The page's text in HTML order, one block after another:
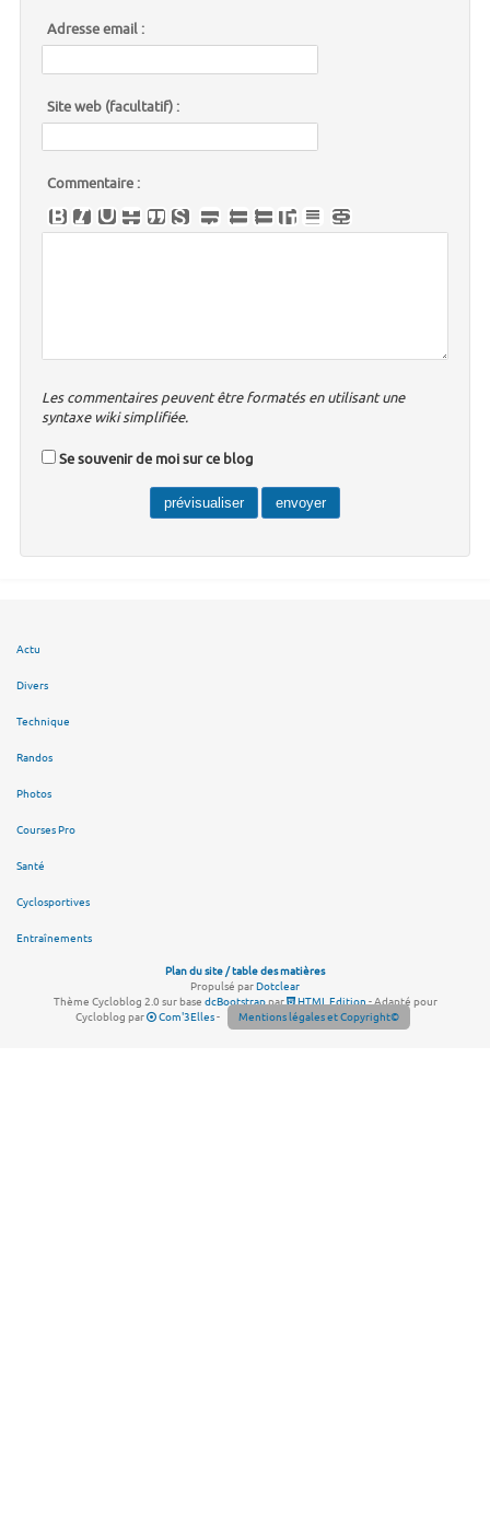
Adresse email :
Site web (facultatif) :
Commentaire :
Les commentaires peuvent être formatés en utilisant une
syntaxe wiki simplifiée.
Se souvenir de moi sur ce blog
Actu
Divers
Technique
Randos
Photos
Courses Pro
Santé
Cyclosportives
Entraînements
Plan du site / table des matières
Propulsé parDotclear
Thème Cycloblog 2.0 sur base dcBootstrappar HTML Edition- Adapté pour
Cycloblog par
Com'3Elles- Mentions légales et Copyright©